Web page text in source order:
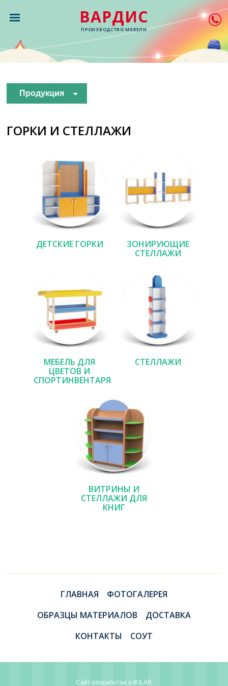
ВАРДИС
ПРОИЗВОДСТВО МЕБЕЛИ
Продукция
ГОРКИ И СТЕЛЛАЖИ
ДЕТСКИЕ ГОРКИ
ЗОНИРУЮЩИЕ
СТЕЛЛАЖИ
МЕБЕЛЬ ДЛЯ
ЦВЕТОВ И
СПОРТИНВЕНТАРЯ
СТЕЛЛАЖИ
ВИТРИНЫ И
СТЕЛЛАЖИ ДЛЯ
КНИГ
ГЛАВНАЯ
ФОТОГАЛЕРЕЯ
ОБРАЗЦЫ МАТЕРИАЛОВ
ДОСТАВКА
КОНТАКТЫ
СОУТ
Сайт разработан в IKILAB